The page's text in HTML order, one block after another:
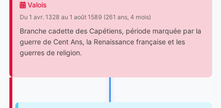
Valois
Du 1 avr. 1328 au 1 août 1589 (261 ans, 4 mois)
Branche cadette des Capétiens, période marquée par la
guerre de Cent Ans, la Renaissance française et les
guerres de religion.